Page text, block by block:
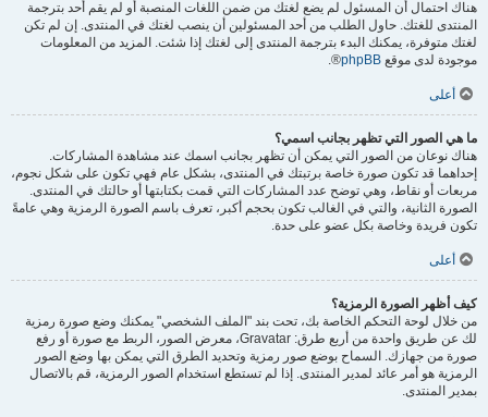
هناك احتمال أن المسئول لم يضع لغتك من ضمن اللغات المنصبة أو لم يقم أحد بترجمة
المنتدى للغتك. حاول الطلب من أحد المسئولين أن ينصب لغتك في المنتدى. إن لم تكن
لغتك متوفرة، يمكنك البدء بترجمة المنتدى إلى لغتك إذا شئت. المزيد من المعلومات
موجودة لدى موقع phpBB
®.
أعلى
ما هي الصور التي تظهر بجانب اسمي؟
هناك نوعان من الصور التي يمكن أن تظهر بجانب اسمك عند مشاهدة المشاركات.
إحداهما قد تكون صورة خاصة برتبتك في المنتدى، بشكل عام فهي تكون على شكل نجوم،
مربعات أو نقاط، وهي توضح عدد المشاركات التي قمت بكتابتها أو حالتك في المنتدى.
الصورة الثانية، والتي في الغالب تكون بحجم أكبر، تعرف باسم الصورة الرمزية وهي عامةً
تكون فريدة وخاصة بكل عضو على حدة.
أعلى
كيف أظهر الصورة الرمزية؟
من خلال لوحة التحكم الخاصة بك، تحت بند "الملف الشخصي" يمكنك وضع صورة رمزية
لك عن طريق واحدة من أربع طرق: Gravatar، معرض الصور، الربط مع صورة أو رفع
صورة من جهازك. السماح بوضع صور رمزية وتحديد الطرق التي يمكن بها وضع الصور
الرمزية هو أمر عائد لمدير المنتدى. إذا لم تستطع استخدام الصور الرمزية، قم بالاتصال
بمدير المنتدى.